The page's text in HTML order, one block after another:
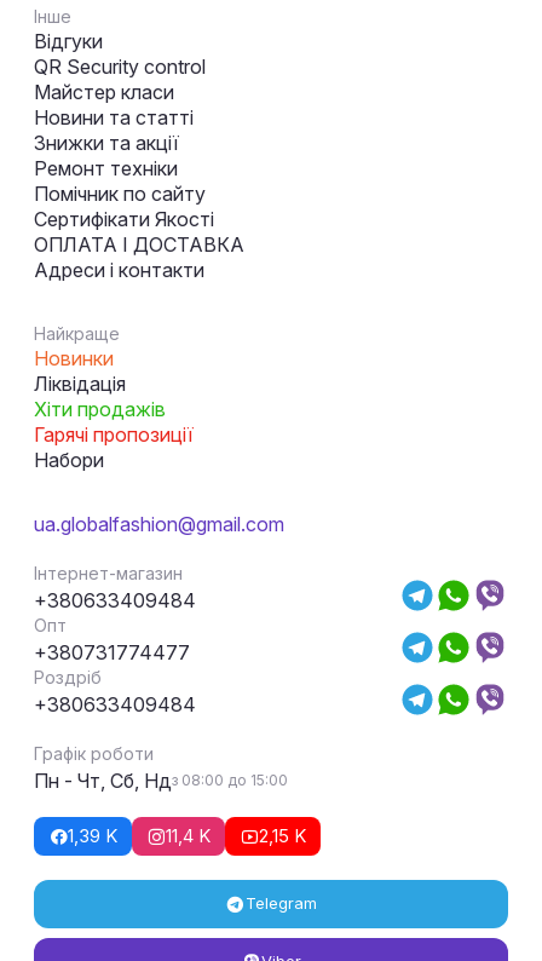
Інше
Відгуки
QR Security control
Майстер класи
Новини та статті
Знижки та акції
Ремонт техніки
Помічник по сайту
Сертифікати Якості
ОПЛАТА І ДОСТАВКА
Адреси і контакти
Найкраще
Новинки
Ліквідація
Хіти продажів
Гарячі пропозиції
Набори
ua.globalfashion@gmail.com
Інтернет-магазин
+380633409484
Опт
+380731774477
Роздріб
+380633409484
Графік роботи
Пн - Чт, Сб, Ндз 08:00 до 15:00
1,39 K 11,4 K 2,15 K
Telegram